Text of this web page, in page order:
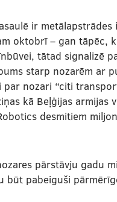
ir metālapstrādes
oktobrī – gan tāpēc,
tātad signalizē
starp nozarēm ar
nozari “citi
kā Beļģijas armijas
desmitiem
pārstāvju gadu
būt pabeiguši